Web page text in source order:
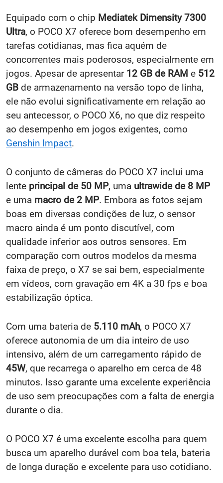
Equipado com o chip Mediatek Dimensity 7300
Ultra, o POCO X7 oferece bom desempenho em
tarefas cotidianas, mas fica aquém de
concorrentes mais poderosos, especialmente em
jogos. Apesar de apresentar 12 GB de RAM e 512
GB de armazenamento na versão topo de linha,
ele não evolui significativamente em relação ao
seu antecessor, o POCO X6, no que diz respeito
ao desempenho em jogos exigentes, como
Genshin Impact.
O conjunto de câmeras do POCO X7 inclui uma
lente principal de 50 MP, uma ultrawide de 8 MP
e uma macro de 2 MP. Embora as fotos sejam
boas em diversas condições de luz, o sensor
macro ainda é um ponto discutível, com
qualidade inferior aos outros sensores. Em
comparação com outros modelos da mesma
faixa de preço, o X7 se sai bem, especialmente
em vídeos, com gravação em 4K a 30 fps e boa
estabilização óptica.
Com uma bateria de 5.110 mAh, o POCO X7
oferece autonomia de um dia inteiro de uso
intensivo, além de um carregamento rápido de
45W, que recarrega o aparelho em cerca de 48
minutos. Isso garante uma excelente experiência
de uso sem preocupações com a falta de energia
durante o dia.
O POCO X7 é uma excelente escolha para quem
busca um aparelho durável com boa tela, bateria
de longa duração e excelente para uso cotidiano.